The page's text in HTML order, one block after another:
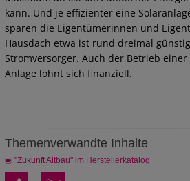
kann. Und je effizienter eine
sparen die Eigentümerinnen und
Hausdach etwa ist rund dreimal
Stromversorger. Auch der Betrieb
Anlage lohnt sich finanziell.
Themenverwandte Inhalte
"Zukunft Altbau" im Herstellerkatalog